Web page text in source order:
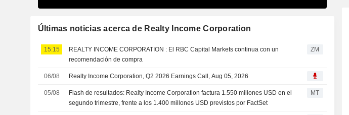
Últimas noticias acerca de Realty Income Corporation
15:15
REALTY INCOME CORPORATION : El RBC Capital Markets continua con un
recomendación de compra
ZM
06/08 Realty Income Corporation, Q2 2026 Earnings Call, Aug 05, 2026
05/08
Flash de resultados: Realty Income Corporation factura 1.550 millones USD en el
segundo trimestre, frente a los 1.400 millones USD previstos por FactSet
MT